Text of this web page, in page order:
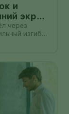
и
экран
через
изгиб в